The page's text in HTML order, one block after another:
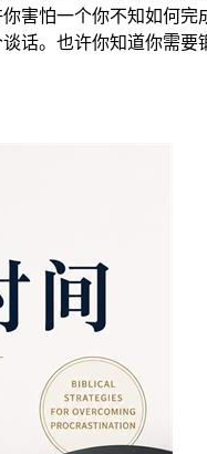
害怕一个你不知如何完
话。也许你知道你需要